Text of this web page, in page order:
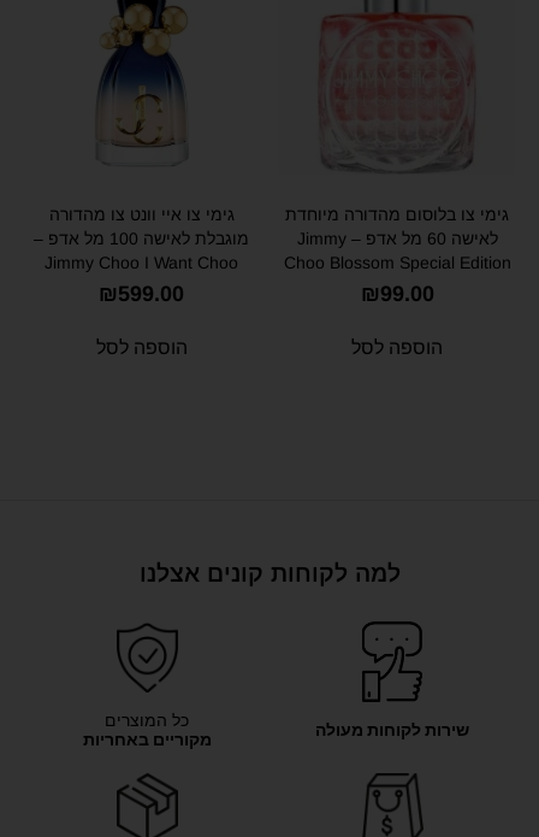
גימי צו בלוסום מהדורה מיוחדת
לאישה 60 מל אדפ – Jimmy
Choo Blossom Special Edition
for Women 60ml EDP
₪99.00
הוספה לסל
גימי צו איי וונט צו מהדורה
מוגבלת לאישה 100 מל אדפ –
Jimmy Choo I Want Choo
Limited Edition for Women
₪599.00
הוספה לסל
למה לקוחות קונים אצלנו
שירות לקוחות מעולה
כל המוצרים
מקוריים באחריות